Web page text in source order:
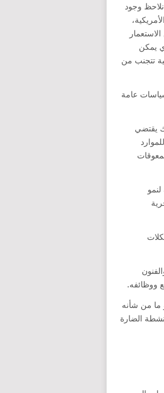
وجود
يمكن
تتجنب من
عامة
يقتضي
ووظائفه.
ما من شأنه
الضارة